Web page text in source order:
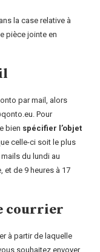
la case relative à
pièce jointe en
par mail, alors
Pour
bien spécifier l’objet
celle-ci soit le plus
du lundi au
et de 9 heures à 17
courrier
à partir de laquelle
souhaitez envoyer